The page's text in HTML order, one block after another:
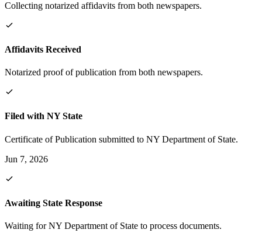
Collecting notarized affidavits from both newspapers.
Affidavits Received
Notarized proof of publication from both newspapers.
Filed with NY State
Certificate of Publication submitted to NY Department of State.
Jun 7, 2026
Awaiting State Response
Waiting for NY Department of State to process documents.